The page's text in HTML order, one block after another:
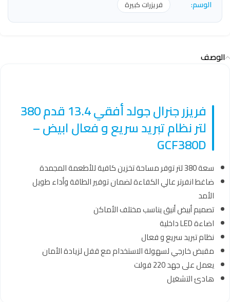
الوسم: فريزرات كبيرة
الوصف
فريزر جنرال جولد أفقي 13.4 قدم 380
لتر نظام تبريد سريع و فعال ابيض –
GCF380D
سعة 380 لتر توفر مساحة تخزين كافية للأطعمة المجمدة
ضاغط انفرتر عالي الكفاءة لضمان توفير الطاقة وأداء طويل
الأمد
تصميم أبيض أنيق يناسب مختلف الأماكن
اضاءة LED داخلية
نظام تبريد سريع و فعال
مقبض خارجي لسهولة الاستخدام مع قفل لزيادة الأمان
يعمل على جهد 220 فولت
هادئ التشغيل